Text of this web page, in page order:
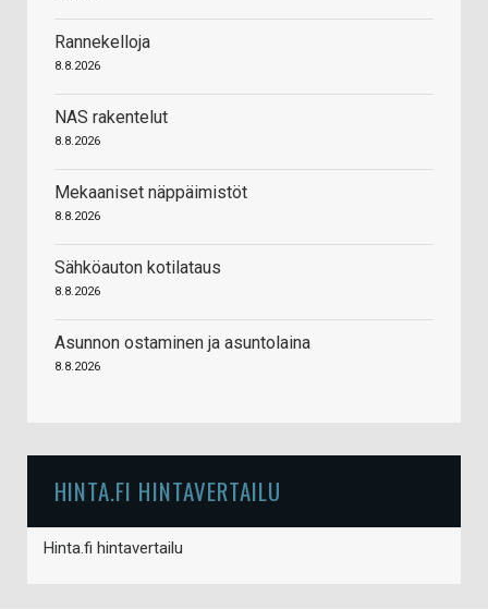
Rannekelloja
8.8.2026
NAS rakentelut
8.8.2026
Mekaaniset näppäimistöt
8.8.2026
Sähköauton kotilataus
8.8.2026
Asunnon ostaminen ja asuntolaina
8.8.2026
HINTA.FI HINTAVERTAILU
Hinta.fi hintavertailu